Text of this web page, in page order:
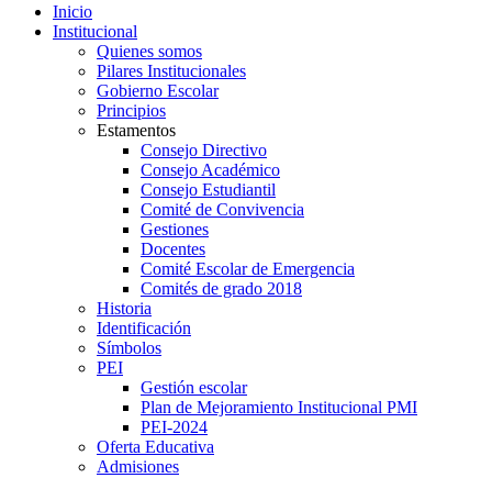
Inicio
Institucional
Quienes somos
Pilares Institucionales
Gobierno Escolar
Principios
Estamentos
Consejo Directivo
Consejo Académico
Consejo Estudiantil
Comité de Convivencia
Gestiones
Docentes
Comité Escolar de Emergencia
Comités de grado 2018
Historia
Identificación
Símbolos
PEI
Gestión escolar
Plan de Mejoramiento Institucional PMI
PEI-2024
Oferta Educativa
Admisiones